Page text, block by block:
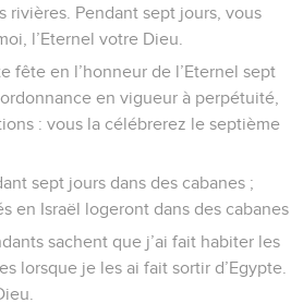
ne vendangeras pas les raisins de
donner une année de repos à la
ce que la terre produira pendant
ton serviteur, ta servante, ton
résidant chez vous,
animaux sauvages qui vivent
des terres leur servira de